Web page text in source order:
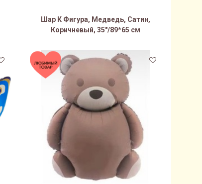
Шар К Фигура, Медведь, Сатин,
Коричневый, 35"/89*65 см